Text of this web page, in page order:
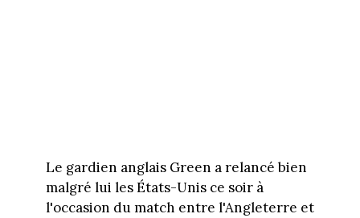
Le gardien anglais Green a relancé bien
malgré lui les États-Unis ce soir à
l'occasion du match entre l'Angleterre et